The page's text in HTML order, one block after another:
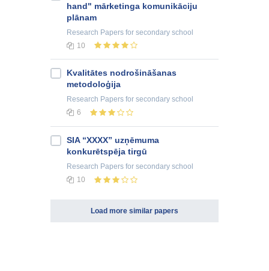
hand" mārketinga komunikāciju
plānam
Research Papers for secondary school
10
Kvalitātes nodrošināšanas
metodoloģija
Research Papers for secondary school
6
SIA “XXXX” uzņēmuma
konkurētspēja tirgū
Research Papers for secondary school
10
Load more similar papers